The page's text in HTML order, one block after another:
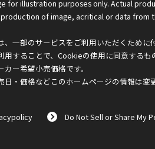
for illustration purposes only. Actual
of image, acritical or data from
一部のサービスをご利用いただくために
用することで、Cookieの使用に同意するも
ー希望小売価格です。
・価格などこのホームページの情報は変
Do Not Sell or Share My